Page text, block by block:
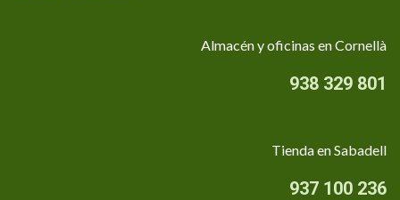
Almacén y oficinas en Cornellà
938 329 801
Tienda en Sabadell
937 100 236